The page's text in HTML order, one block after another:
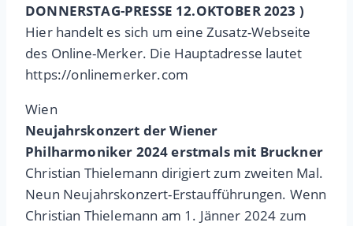
DONNERSTAG-PRESSE 12.OKTOBER 2023 )
Hier handelt es sich um eine Zusatz-Webseite
des Online-Merker. Die Hauptadresse lautet
https://onlinemerker.com
Wien
Neujahrskonzert der Wiener
Philharmoniker 2024 erstmals mit Bruckner
Christian Thielemann dirigiert zum zweiten Mal.
Neun Neujahrskonzert-Erstaufführungen. Wenn
Christian Thielemann am 1. Jänner 2024 zum